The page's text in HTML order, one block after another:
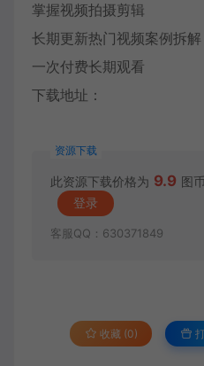
掌握视频拍摄剪辑
长期更新热门视频案例拆解
一次付费长期观看
下载地址：
资源下载
此资源下载价格为 9.9 图
登录
客服QQ：630371849
收藏 (0)